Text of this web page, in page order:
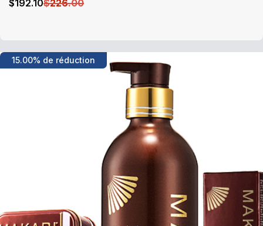
$192.10$226.00
15.00% de réduction